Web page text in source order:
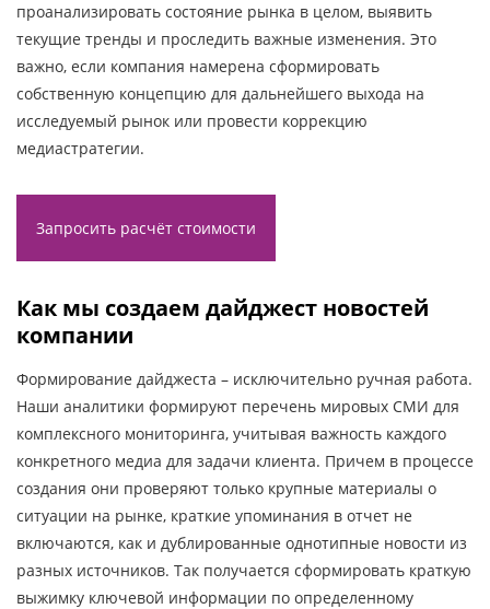
проанализировать состояние рынка в целом, выявить
текущие тренды и проследить важные изменения. Это
важно, если компания намерена сформировать
собственную концепцию для дальнейшего выхода на
исследуемый рынок или провести коррекцию
медиастратегии.
Запросить расчёт стоимости
Как мы создаем дайджест новостей
компании
Формирование дайджеста – исключительно ручная работа.
Наши аналитики формируют перечень мировых СМИ для
комплексного мониторинга, учитывая важность каждого
конкретного медиа для задачи клиента. Причем в процессе
создания они проверяют только крупные материалы о
ситуации на рынке, краткие упоминания в отчет не
включаются, как и дублированные однотипные новости из
разных источников. Так получается сформировать краткую
выжимку ключевой информации по определенному